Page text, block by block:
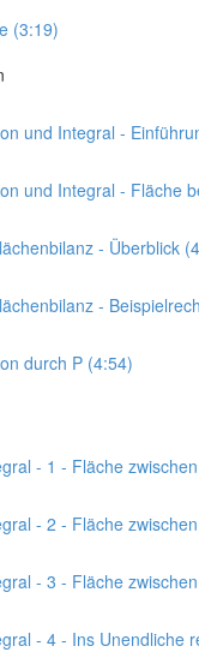
(3:19)
und Integral -
und Integral - Fläche
- Überblick
-
durch P (4:54)
- 1 - Fläche
- 2 - Fläche
- 3 - Fläche
- 4 - Ins Unendliche